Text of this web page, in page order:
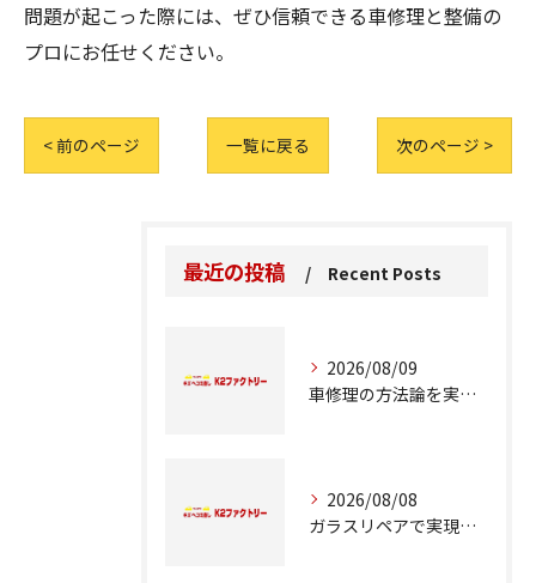
問題が起こった際には、ぜひ信頼できる車修理と整備の
プロにお任せください。
< 前のページ 一覧に戻る 次のページ >
最近の投稿 Recent Posts
2026/08/09
車修理の方法論を実例とコスト比較で徹底解説
2026/08/08
ガラスリペアで実現する交換前の応急処置の重要性